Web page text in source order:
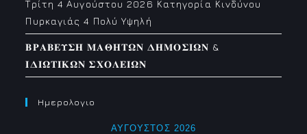
Τρίτη 4 Αυγούστου 2026 Κατηγορία Κινδύνου
Πυρκαγιάς 4 Πολύ Υψηλή
𝚩𝚸𝚨𝚩𝚬𝚼𝚺𝚮 𝚳𝚨𝚯𝚮𝚻𝛀𝚴 𝚫𝚮𝚳𝚶𝚺𝚰𝛀𝚴 &
𝚰𝚫𝚰𝛀𝚻𝚰𝚱𝛀𝚴 𝚺𝚾𝚶𝚲𝚬𝚰𝛀𝚴
Ημερολογιο
ΑΎΓΟΥΣΤΟΣ 2026